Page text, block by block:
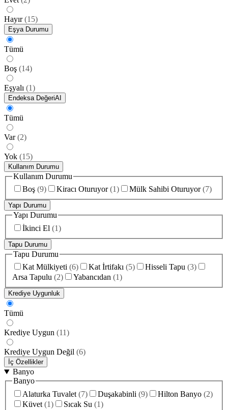
Hayır (15)
Eşya Durumu
Tümü
Boş (14)
Eşyalı (1)
Endeksa DeğeriAI
Tümü
Var (2)
Yok (15)
Kullanım Durumu
Kullanım Durumu
Boş (9) Kiracı Oturuyor (1) Mülk Sahibi Oturuyor (7)
Yapı Durumu
Yapı Durumu
İkinci El (1)
Tapu Durumu
Tapu Durumu
Kat Mülkiyeti (6) Kat İrtifakı (5) Hisseli Tapu (3)
Arsa Tapulu (2) Yabancıdan (1)
Krediye Uygunluk
Tümü
Krediye Uygun (11)
Krediye Uygun Değil (6)
İç Özellikler
Banyo
Banyo
Alaturka Tuvalet (7) Duşakabinli (9) Hilton Banyo (2)
Küvet (1) Sıcak Su (1)